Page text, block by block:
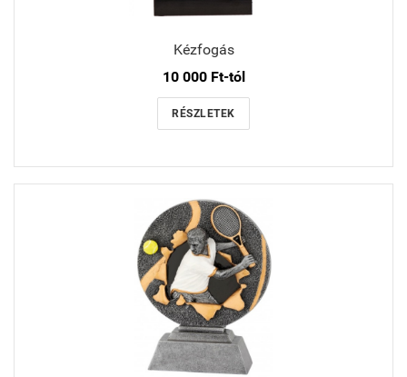
Kézfogás
10 000 Ft-tól
RÉSZLETEK